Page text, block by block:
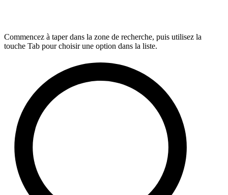
Commencez à taper dans la zone de recherche, puis utilisez la
touche Tab pour choisir une option dans la liste.